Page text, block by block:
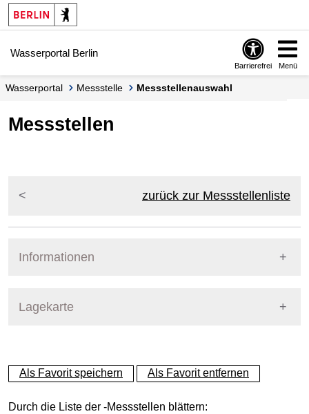
Springe zur Navigation
Springe zum Inhalt
Wasserportal Berlin
Barrierefrei Menü
Wasserportal Messstelle Messstellenauswahl
Messstellen
zurück zur Messstellenliste
Informationen
Lagekarte
+
−
Als Favorit speichern Als Favorit entfernen
Durch die Liste der -Messstellen blättern: